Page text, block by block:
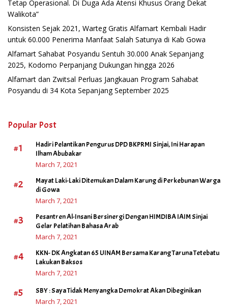
Tetap Operasional. Di Duga Ada Atensi Khusus Orang Dekat
Walikota”
Konsisten Sejak 2021, Warteg Gratis Alfamart Kembali Hadir
untuk 60.000 Penerima Manfaat Salah Satunya di Kab Gowa
Alfamart Sahabat Posyandu Sentuh 30.000 Anak Sepanjang
2025, Kodomo Perpanjang Dukungan hingga 2026
Alfamart dan Zwitsal Perluas Jangkauan Program Sahabat
Posyandu di 34 Kota Sepanjang September 2025
Popular Post
#1
Hadiri Pelantikan Pengurus DPD BKPRMI Sinjai, Ini Harapan
Ilham Abubakar
March 7, 2021
#2
Mayat Laki-Laki Ditemukan Dalam Karung di Perkebunan Warga
di Gowa
March 7, 2021
#3
Pesantren Al-Insani Bersinergi Dengan HIMDIBA IAIM Sinjai
Gelar Pelatihan Bahasa Arab
March 7, 2021
#4
KKN- DK Angkatan 65 UINAM Bersama Karang Taruna Tetebatu
Lakukan Baksos
March 7, 2021
#5 SBY : Saya Tidak Menyangka Demokrat Akan Dibeginikan
March 7, 2021